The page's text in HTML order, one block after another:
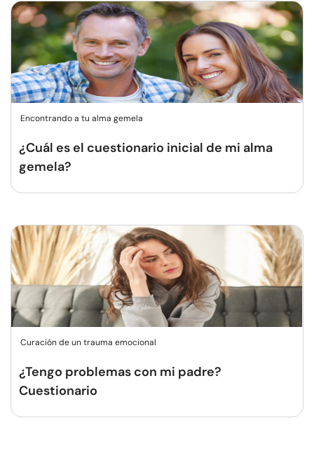
Encontrando a tu alma gemela
¿Cuál es el cuestionario inicial de mi alma
gemela?
Curación de un trauma emocional
¿Tengo problemas con mi padre?
Cuestionario